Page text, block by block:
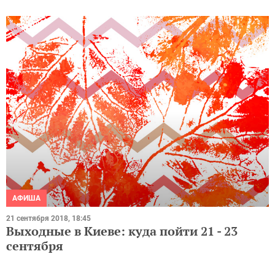
АФИША
21 сентября 2018, 18:45
Выходные в Киеве: куда пойти 21 - 23
сентября